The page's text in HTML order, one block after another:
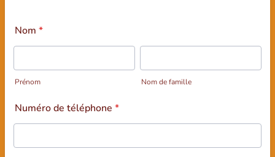
Nom *
Prénom Nom de famille
Numéro de téléphone *